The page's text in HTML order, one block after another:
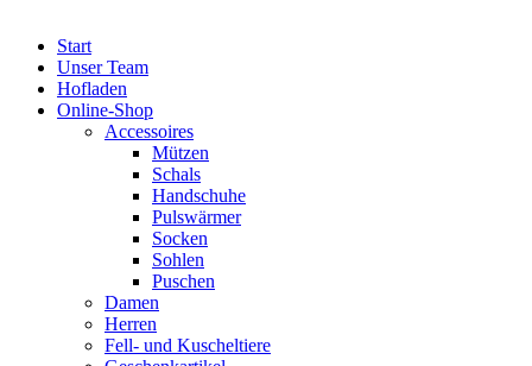
Start
Unser Team
Hofladen
Online-Shop
Accessoires
Mützen
Schals
Handschuhe
Pulswärmer
Socken
Sohlen
Puschen
Damen
Herren
Fell- und Kuscheltiere